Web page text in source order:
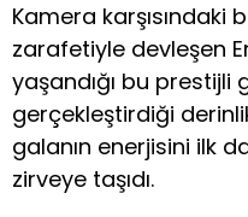
Kamera karşısındaki
zarafetiyle devleşen
yaşandığı bu prestijli
gerçekleştirdiği
galanın enerjisini ilk
zirveye taşıdı.